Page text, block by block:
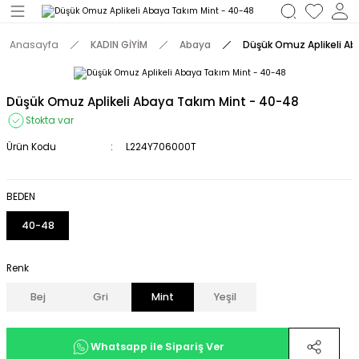
Geri Dön
Anasayfa KADIN GİYİM Abaya Düşük Omuz Aplikeli
Düşük Omuz Aplikeli Abaya Takım Mint - 40-48
Stokta var
Ürün Kodu L224Y706000T
BEDEN
40-48
Renk
Bej Gri Mint Yeşil
Whatsapp ile Sipariş Ver